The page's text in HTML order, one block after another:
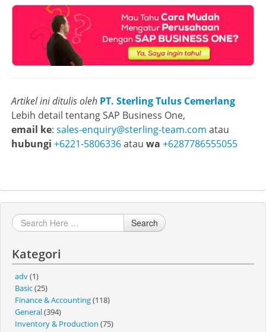
Artikel ini ditulis oleh PT. Sterling Tulus Cemerlang
Lebih detail tentang SAP Business One,
email ke: sales-enquiry@sterling-team.com atau
hubungi +6221-5806336atau wa +6287786555055
Search
Kategori
adv(1)
Basic(25)
Finance & Accounting(118)
General(394)
Inventory & Production (75)